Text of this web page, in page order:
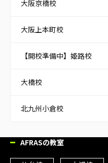
大阪京橋校
大阪上本町校
【開校準備中】姫路校
大橋校
北九州小倉校
AFRASの教室